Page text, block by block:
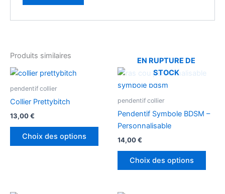
Produits similaires
pendentif collier
Collier Prettybitch
13,00€
Choix des options
produit
options
EN RUPTURE DE
STOCK
pendentif collier
Pendentif Symbole BDSM –
Personnalisable
14,00€
Choix des options
Ce
être